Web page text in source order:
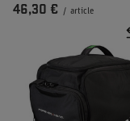
46,30 € / article